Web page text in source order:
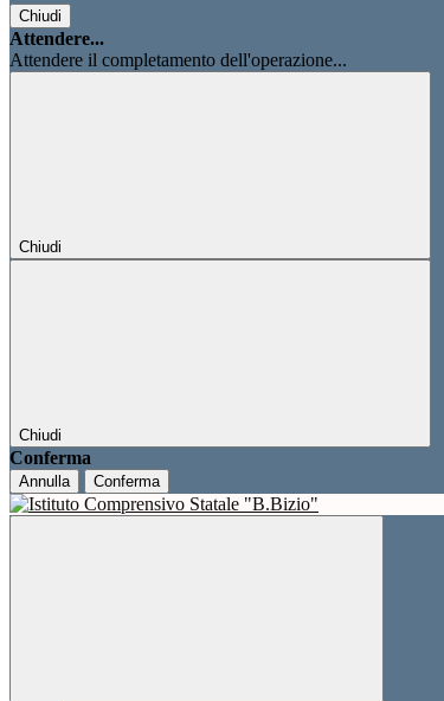
Chiudi
Attendere...
Attendere il completamento dell'operazione...
Chiudi
Chiudi
Conferma
Annulla Conferma